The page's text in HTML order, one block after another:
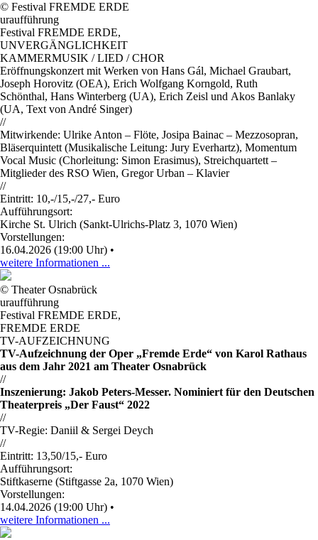
© Festival FREMDE ERDE
uraufführung
Festival FREMDE ERDE,
UNVERGÄNGLICHKEIT
KAMMERMUSIK / LIED / CHOR
Eröffnungskonzert mit Werken von Hans Gál, Michael Graubart,
Joseph Horovitz (OEA), Erich Wolfgang Korngold, Ruth
Schönthal, Hans Winterberg (UA), Erich Zeisl und Akos Banlaky
(UA, Text von André Singer)
//
Mitwirkende: Ulrike Anton – Flöte, Josipa Bainac – Mezzosopran,
Bläserquintett (Musikalische Leitung: Jury Everhartz), Momentum
Vocal Music (Chorleitung: Simon Erasimus), Streichquartett –
Mitglieder des RSO Wien, Gregor Urban – Klavier
//
Eintritt: 10,-/15,-/27,- Euro
Aufführungsort:
Kirche St. Ulrich (Sankt-Ulrichs-Platz 3, 1070 Wien)
Vorstellungen:
16.04.2026 (19:00 Uhr) •
weitere Informationen ...
© Theater Osnabrück
uraufführung
Festival FREMDE ERDE,
FREMDE ERDE
TV-AUFZEICHNUNG
TV-Aufzeichnung der Oper „Fremde Erde“ von Karol Rathaus
aus dem Jahr 2021 am Theater Osnabrück
//
Inszenierung: Jakob Peters-Messer. Nominiert für den Deutschen
Theaterpreis „Der Faust“ 2022
//
TV-Regie: Daniil & Sergei Deych
//
Eintritt: 13,50/15,- Euro
Aufführungsort:
Stiftkaserne (Stiftgasse 2a, 1070 Wien)
Vorstellungen:
14.04.2026 (19:00 Uhr) •
weitere Informationen ...